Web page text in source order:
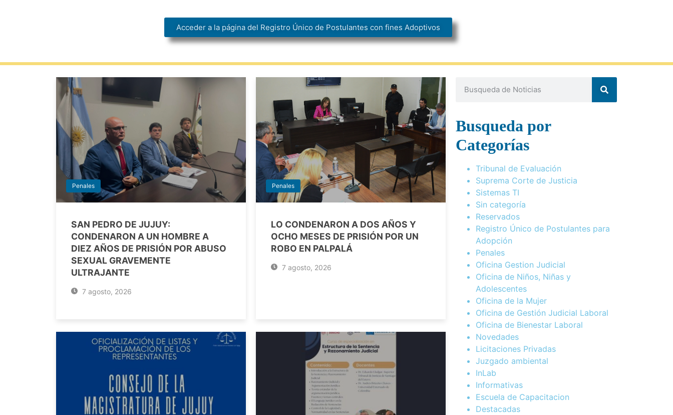
Acceder a la página del Registro Único de Postulantes con fines Adoptivos
Penales
SAN PEDRO DE JUJUY:
CONDENARON A UN HOMBRE A
DIEZ AÑOS DE PRISIÓN POR ABUSO
SEXUAL GRAVEMENTE
ULTRAJANTE
7 agosto, 2026
Penales
LO CONDENARON A DOS AÑOS Y
OCHO MESES DE PRISIÓN POR UN
ROBO EN PALPALÁ
7 agosto, 2026
Busqueda por
Categorías
Tribunal de Evaluación
Suprema Corte de Justicia
Sistemas TI
Sin categoría
Reservados
Registro Único de Postulantes para
Adopción
Penales
Oficina Gestion Judicial
Oficina de Niños, Niñas y
Adolescentes
Oficina de la Mujer
Oficina de Gestión Judicial Laboral
Oficina de Bienestar Laboral
Novedades
Licitaciones Privadas
Juzgado ambiental
InLab
Informativas
Escuela de Capacitacion
Destacadas